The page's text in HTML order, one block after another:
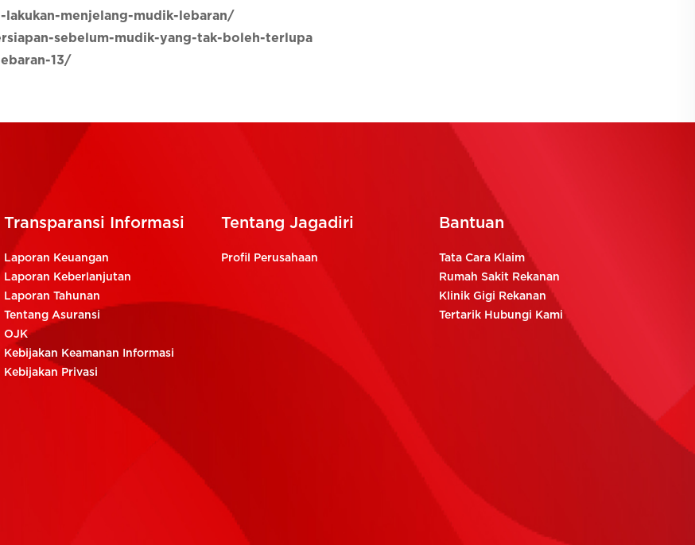
menjelang-mudik-lebaran/
sebelum-mudik-yang-tak-boleh-terlupa
13/
Transparansi Informasi
Laporan Keuangan
Laporan Keberlanjutan
Laporan Tahunan
Tentang Asuransi
OJK
Kebijakan Keamanan Informasi
Kebijakan Privasi
Tentang Jagadiri
Profil Perusahaan
Bantuan
Tata Cara Klaim
Rumah Sakit Rekanan
Klinik Gigi Rekanan
Tertarik Hubungi Kami